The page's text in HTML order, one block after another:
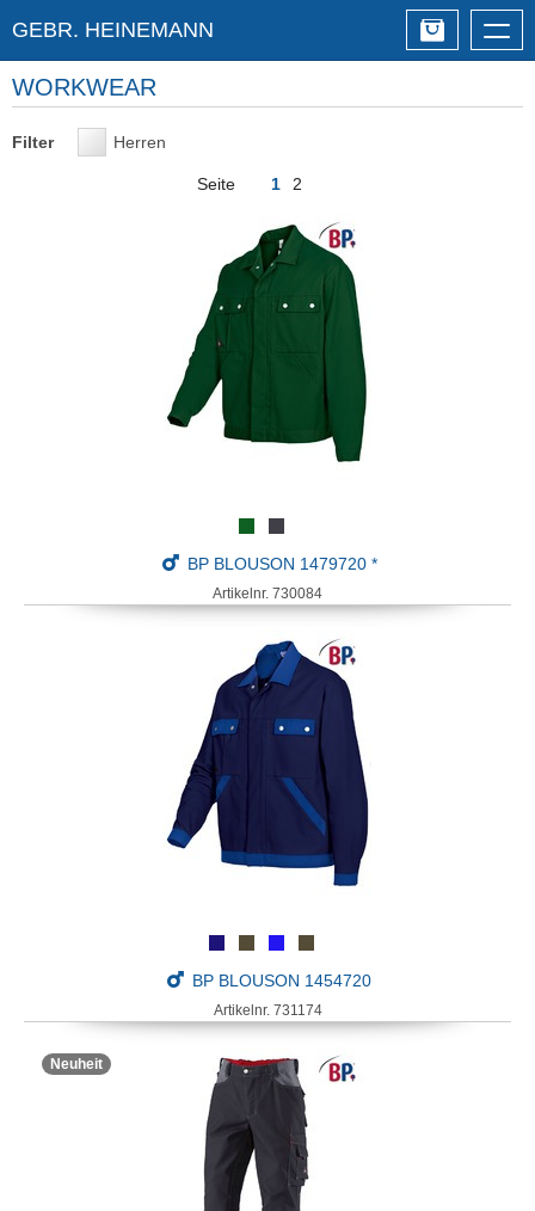
GEBR. HEINEMANN
WORKWEAR
Filter Herren
Seite 1 2
BP BLOUSON 1479720 *
Artikelnr. 730084
BP BLOUSON 1454720
Artikelnr. 731174
Neuheit